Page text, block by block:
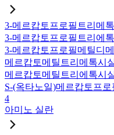
3-메르캅토프로필트리메
3-메르캅토프로필트리에
3-메르캅토프로필메틸디
메르캅토메틸트리메톡시
메르캅토메틸트리에톡시
S-(옥타노일)메르캅토프
4
아미노 실란